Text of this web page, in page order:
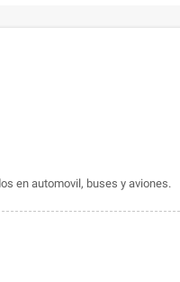
en automovil, buses y aviones.